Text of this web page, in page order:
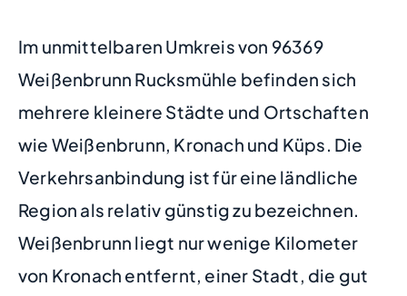
Im unmittelbaren Umkreis von 96369
Weißenbrunn Rucksmühle befinden sich
mehrere kleinere Städte und Ortschaften
wie Weißenbrunn, Kronach und Küps. Die
Verkehrsanbindung ist für eine ländliche
Region als relativ günstig zu bezeichnen.
Weißenbrunn liegt nur wenige Kilometer
von Kronach entfernt, einer Stadt, die gut